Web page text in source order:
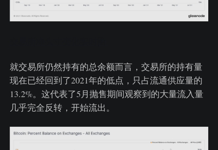
就交易所仍然持有的总余额而言，交易所的持有量
现在已经回到了2021年的低点，只占流通供应量的
13.2%。这代表了5月抛售期间观察到的大量流入量
几乎完全反转，开始流出。